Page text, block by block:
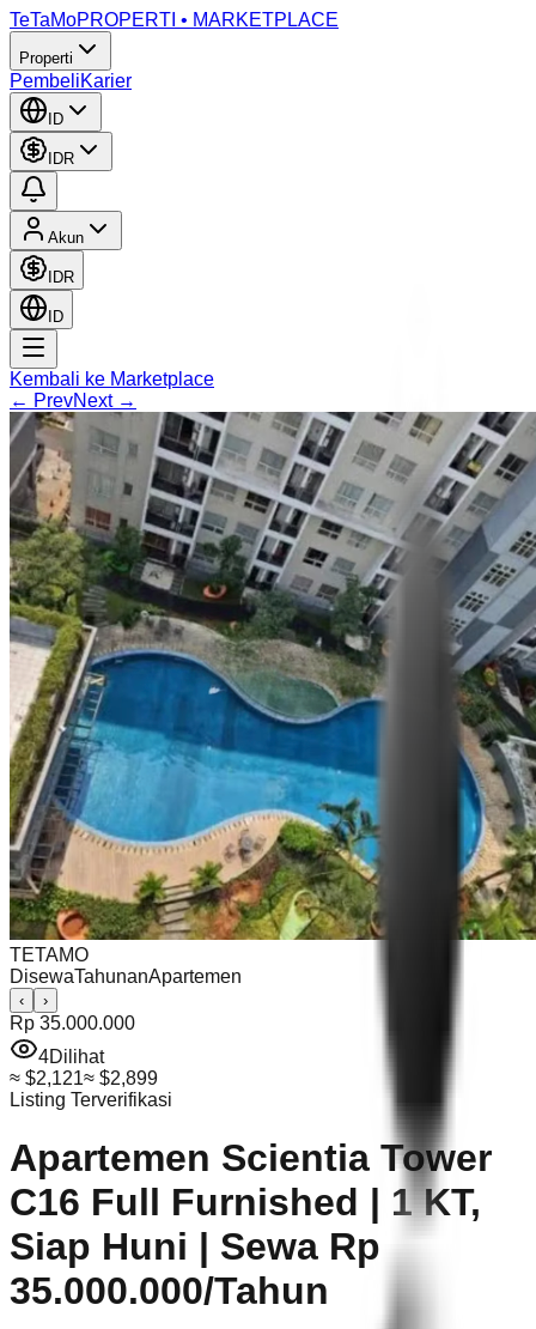
TeTaMoPROPERTI • MARKETPLACE
Properti
PembeliKarier
ID
IDR
Akun
IDR
ID
Kembali ke Marketplace
← PrevNext →
TETAMO
DisewaTahunanApartemen
‹ ›
Rp 35.000.000
4Dilihat
≈ $2,121≈ $2,899
Listing Terverifikasi
Apartemen Scientia Tower
C16 Full Furnished | 1 KT,
Siap Huni | Sewa Rp
35.000.000/Tahun